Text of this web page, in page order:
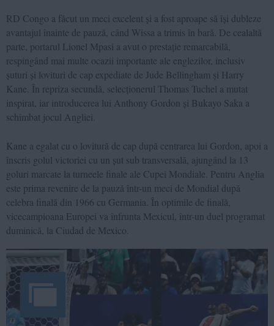
RD Congo a făcut un meci excelent și a fost aproape să își dubleze
avantajul înainte de pauză, când Wissa a trimis în bară. De cealaltă
parte, portarul Lionel Mpasi a avut o prestație remarcabilă,
respingând mai multe ocazii importante ale englezilor, inclusiv
șuturi și lovituri de cap expediate de Jude Bellingham și Harry
Kane. În repriza secundă, selecționerul Thomas Tuchel a mutat
inspirat, iar introducerea lui Anthony Gordon și Bukayo Saka a
schimbat jocul Angliei.
Kane a egalat cu o lovitură de cap după centrarea lui Gordon, apoi a
înscris golul victoriei cu un șut sub transversală, ajungând la 13
goluri marcate la turneele finale ale Cupei Mondiale. Pentru Anglia
este prima revenire de la pauză într-un meci de Mondial după
celebra finală din 1966 cu Germania. În optimile de finală,
vicecampioana Europei va înfrunta Mexicul, într-un duel programat
duminică, la Ciudad de Mexico.